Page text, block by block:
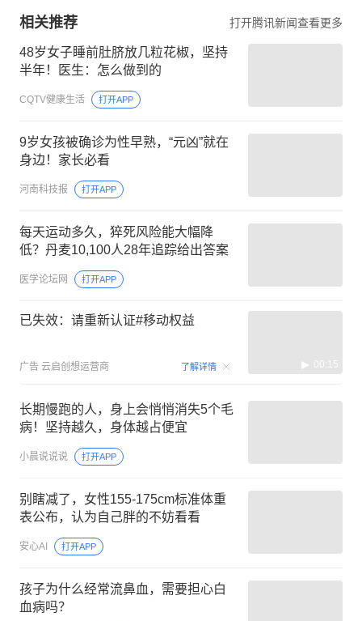
相关推荐 打开腾讯新闻查看更多
48岁女子睡前肚脐放几粒花椒，坚持
半年！医生：怎么做到的
CQTV健康生活 打开APP
9岁女孩被确诊为性早熟，“元凶”就在
身边！家长必看
河南科技报 打开APP
每天运动多久，猝死风险能大幅降
低？丹麦10,100人28年追踪给出答案
医学论坛网 打开APP
已失效：请重新认证#移动权益
广告 云启创想运营商 了解详情 00:15
长期慢跑的人，身上会悄悄消失5个毛
病！坚持越久，身体越占便宜
小晨说说说 打开APP
别瞎减了，女性155‑175cm标准体重
表公布，认为自己胖的不妨看看
安心AI 打开APP
孩子为什么经常流鼻血，需要担心白
血病吗？